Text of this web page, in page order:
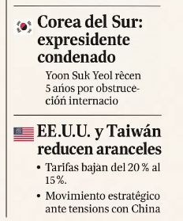
de réplicas
la calma y preparar
locales han
para damnificados y piden a
y la cooperación con
Noticias